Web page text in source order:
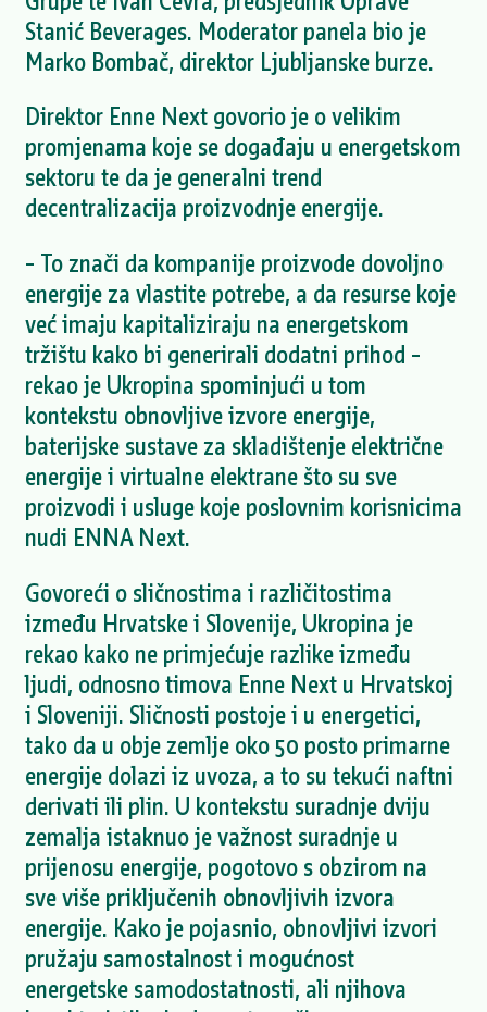
Stanić Beverages. Moderator panela bio je
Marko Bombač, direktor Ljubljanske burze.
Direktor Enne Next govorio je o velikim
promjenama koje se događaju u energetskom
sektoru te da je generalni trend
decentralizacija proizvodnje energije.
– To znači da kompanije proizvode dovoljno
energije za vlastite potrebe, a da resurse koje
već imaju kapitaliziraju na energetskom
tržištu kako bi generirali dodatni prihod –
rekao je Ukropina spominjući u tom
kontekstu obnovljive izvore energije,
baterijske sustave za skladištenje električne
energije i virtualne elektrane što su sve
proizvodi i usluge koje poslovnim korisnicima
nudi ENNA Next.
Govoreći o sličnostima i različitostima
između Hrvatske i Slovenije, Ukropina je
rekao kako ne primjećuje razlike između
ljudi, odnosno timova Enne Next u Hrvatskoj
i Sloveniji. Sličnosti postoje i u energetici,
tako da u obje zemlje oko 50 posto primarne
energije dolazi iz uvoza, a to su tekući naftni
derivati ili plin. U kontekstu suradnje dviju
zemalja istaknuo je važnost suradnje u
prijenosu energije, pogotovo s obzirom na
sve više priključenih obnovljivih izvora
energije. Kako je pojasnio, obnovljivi izvori
pružaju samostalnost i mogućnost
energetske samodostatnosti, ali njihova